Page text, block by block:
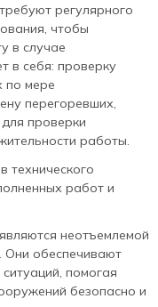
регулярного
чтобы
в случае
в себя: проверку
по мере
перегоревших,
проверки
работы.
технического
работ и
неотъемлемой
Они обеспечивают
помогая
безопасно и